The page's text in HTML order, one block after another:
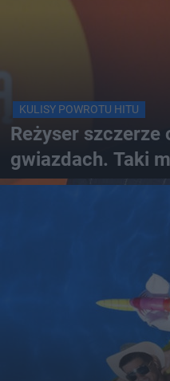
KULISY POWROTU HITU
Reżyser szczerze
gwiazdach. Taki